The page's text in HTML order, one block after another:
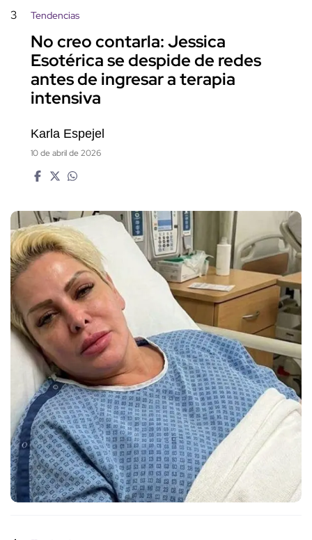
3 Tendencias
No creo contarla: Jessica
Esotérica se despide de redes
antes de ingresar a terapia
intensiva
Karla Espejel
10 de abril de 2026